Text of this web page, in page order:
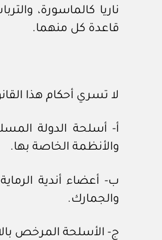
ناريا كالماسورة،
قاعدة كل منهما.
لا تسري أحكام هذا
أ- أسلحة الدولة
والأنظمة الخاصة بها.
ب- أعضاء أندية
والجمارك.
ج- الأسلحة المرخص